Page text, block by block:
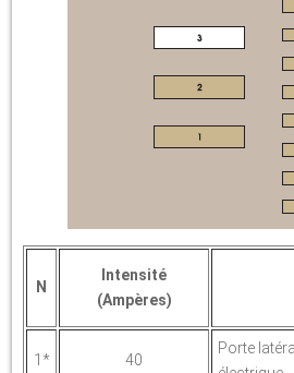
N
Intensité
(Ampères)
1* 40
Porte